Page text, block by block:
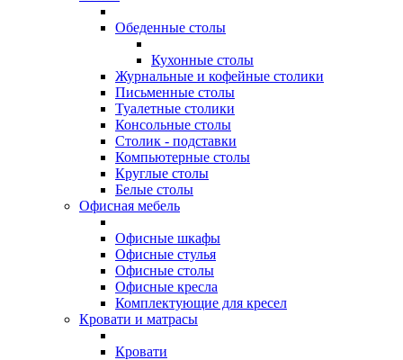
Обеденные столы
Кухонные столы
Журнальные и кофейные столики
Письменные столы
Туалетные столики
Консольные столы
Столик - подставки
Компьютерные столы
Круглые столы
Белые столы
Офисная мебель
Офисные шкафы
Офисные стулья
Офисные столы
Офисные кресла
Комплектующие для кресел
Кровати и матрасы
Кровати